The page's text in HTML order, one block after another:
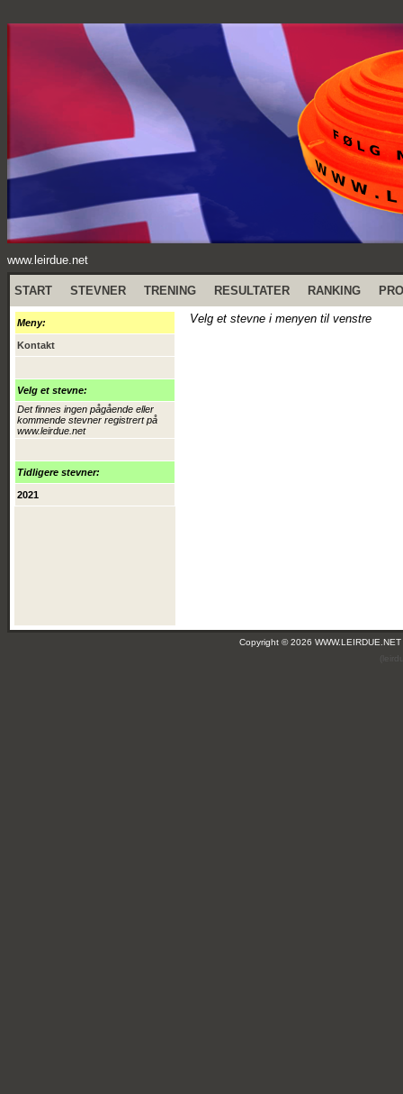
www.leirdue.net
START STEVNER TRENING RESULTATER RANKING
Meny:
Kontakt
Velg et stevne:
Det finnes ingen pågående eller
kommende stevner registrert på
www.leirdue.net
Tidligere stevner:
2021
Velg et stevne i menyen til venstre
Copyright © 2026